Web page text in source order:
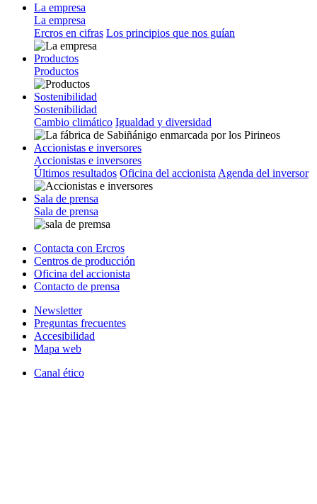
La empresa
La empresa
Ercros en cifras Los principios que nos guían
Productos
Productos
Sostenibilidad
Sostenibilidad
Cambio climático Igualdad y diversidad
Accionistas e inversores
Accionistas e inversores
Últimos resultados Oficina del accionista Agenda del inversor
Sala de prensa
Sala de prensa
Contacta con Ercros
Centros de producción
Oficina del accionista
Contacto de prensa
Newsletter
Preguntas frecuentes
Accesibilidad
Mapa web
Canal ético